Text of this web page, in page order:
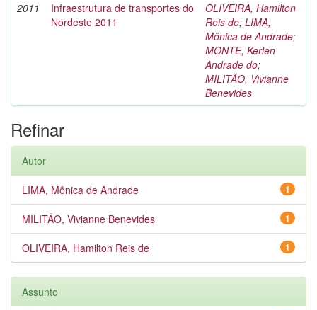
2011
Infraestrutura de transportes do
Nordeste 2011
OLIVEIRA, Hamilton
Reis de; LIMA,
Mônica de Andrade;
MONTE, Kerlen
Andrade do;
MILITÃO, Vivianne
Benevides
Refinar
Autor
1
LIMA, Mônica de Andrade
1
MILITÃO, Vivianne Benevides
1
OLIVEIRA, Hamilton Reis de
Assunto